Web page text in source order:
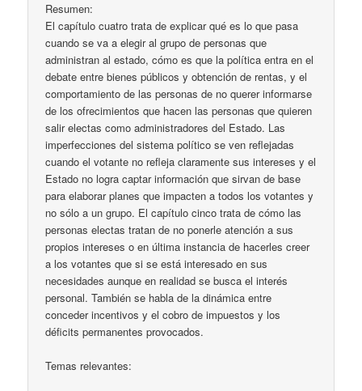
Resumen:
El capítulo cuatro trata de explicar qué es lo que pasa
cuando se va a elegir al grupo de personas que
administran al estado, cómo es que la política entra en el
debate entre bienes públicos y obtención de rentas, y el
comportamiento de las personas de no querer informarse
de los ofrecimientos que hacen las personas que quieren
salir electas como administradores del Estado. Las
imperfecciones del sistema político se ven reflejadas
cuando el votante no refleja claramente sus intereses y el
Estado no logra captar información que sirvan de base
para elaborar planes que impacten a todos los votantes y
no sólo a un grupo. El capítulo cinco trata de cómo las
personas electas tratan de no ponerle atención a sus
propios intereses o en última instancia de hacerles creer
a los votantes que si se está interesado en sus
necesidades aunque en realidad se busca el interés
personal. También se habla de la dinámica entre
conceder incentivos y el cobro de impuestos y los
déficits permanentes provocados.
Temas relevantes: